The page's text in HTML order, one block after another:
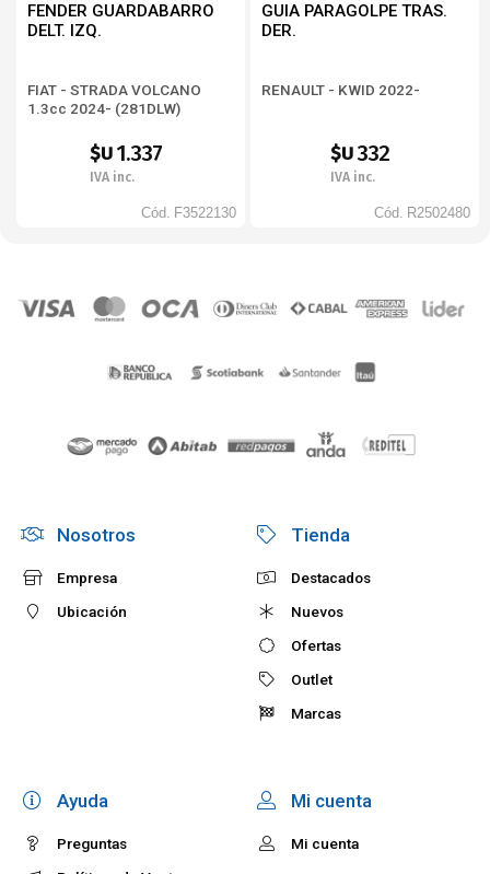
FENDER GUARDABARRO
DELT. IZQ.
FIAT - STRADA VOLCANO
1.3cc 2024- (281DLW)
$U 1.337
IVA inc.
Cód. F3522130
GUIA PARAGOLPE TRAS.
DER.
RENAULT - KWID 2022-
$U332
IVA inc.
Cód. R2502480
Nosotros
Empresa
Ubicación
Tienda
Destacados
Nuevos
Ofertas
Outlet
Marcas
Ayuda
Preguntas
Mi cuenta
Mi cuenta